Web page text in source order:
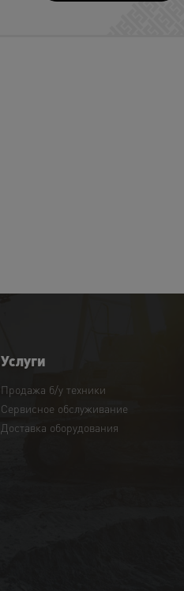
Услуги
Продажа б/у техники
Сервисное обслуживание
Доставка оборудования